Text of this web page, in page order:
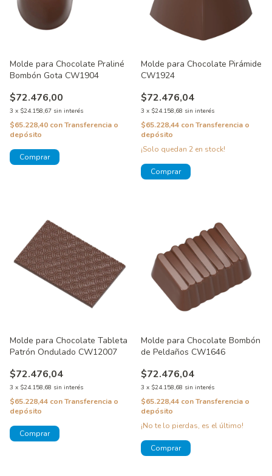
Molde para Chocolate Praliné
Bombón Gota CW1904
$72.476,00
3 x $24.158,67 sin interés
$65.228,40 conTransferencia o
depósito
Molde para Chocolate Pirámide
CW1924
$72.476,04
3 x $24.158,68 sin interés
$65.228,44 conTransferencia o
depósito
¡Solo quedan 2 en stock!
Molde para Chocolate Tableta
Patrón Ondulado CW12007
$72.476,04
3 x $24.158,68 sin interés
$65.228,44 conTransferencia o
depósito
Molde para Chocolate Bombón
de Peldaños CW1646
$72.476,04
3 x $24.158,68 sin interés
$65.228,44 conTransferencia o
depósito
¡No te lo pierdas, es el último!